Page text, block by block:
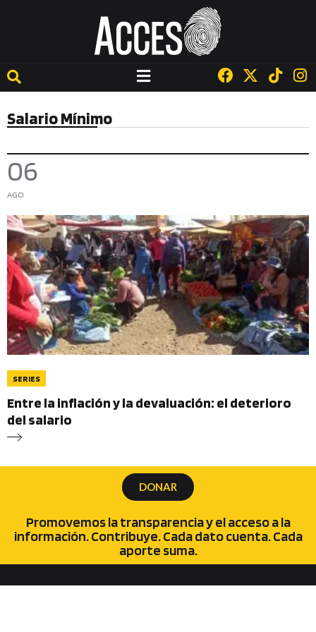
Salario Mínimo
06
AGO
SERIES
Entre la inflación y la devaluación: el deterioro
del salario
Promovemos la transparencia y el acceso a la
información. Contribuye. Cada dato cuenta. Cada
aporte suma.
DONAR